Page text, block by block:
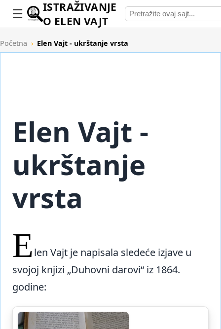
ISTRAŽIVANJE
O ELEN VAJT
Početna › Elen Vajt - ukrštanje vrsta
Elen Vajt -
ukrštanje
vrsta
Elen Vajt je napisala sledeće izjave u
svojoj knjizi „Duhovni darovi“ iz 1864.
godine: